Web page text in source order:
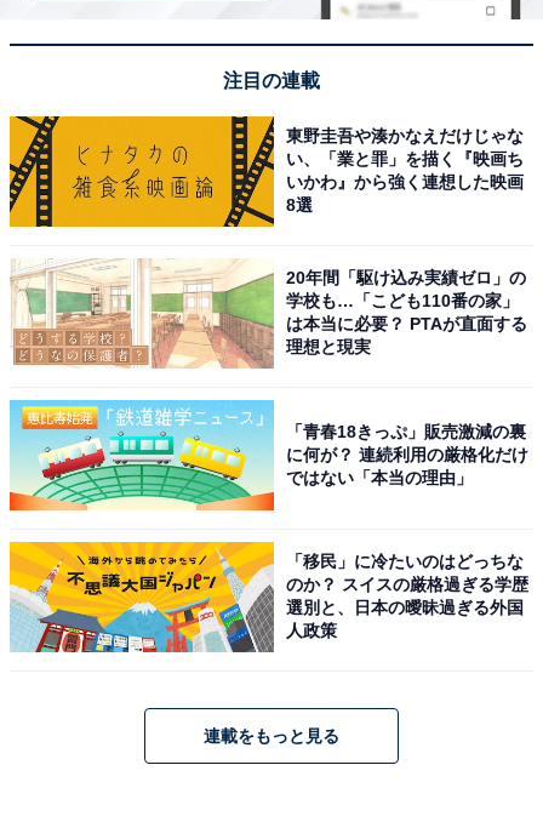
注目の連載
東野圭吾や湊かなえだけじゃな
い、「業と罪」を描く『映画ち
いかわ』から強く連想した映画
8選
20年間「駆け込み実績ゼロ」の
学校も…「こども110番の家」
は本当に必要？ PTAが直面する
理想と現実
「青春18きっぷ」販売激減の裏
に何が？ 連続利用の厳格化だけ
ではない「本当の理由」
「移民」に冷たいのはどっちな
のか？ スイスの厳格過ぎる学歴
選別と、日本の曖昧過ぎる外国
人政策
連載をもっと見る